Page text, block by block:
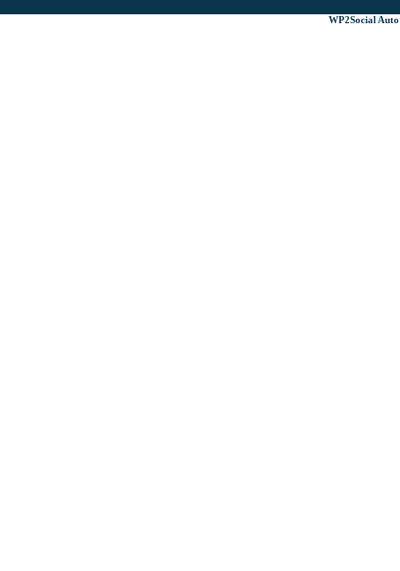
WP2Social